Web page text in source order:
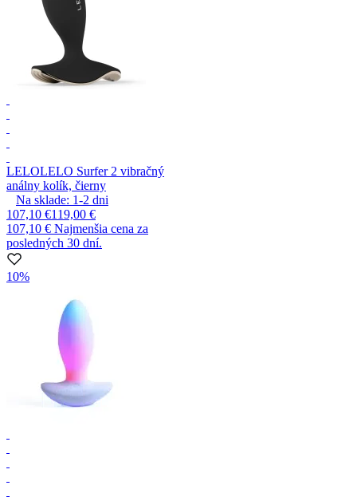
LELOLELO Surfer 2 vibračný
análny kolík, čierny
Na sklade: 1-2 dni
107,10 €119,00 €
107,10 € Najmenšia cena za
posledných 30 dní.
10%